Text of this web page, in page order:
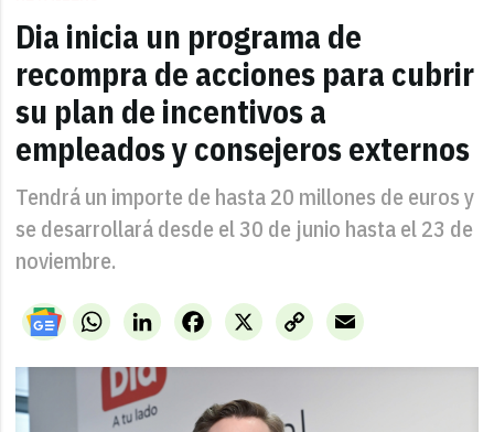
Dia inicia un programa de
recompra de acciones para cubrir
su plan de incentivos a
empleados y consejeros externos
Tendrá un importe de hasta 20 millones de euros y
se desarrollará desde el 30 de junio hasta el 23 de
noviembre.
WhatsAppLinkedIn X
Facebook
Copy
Link
Email